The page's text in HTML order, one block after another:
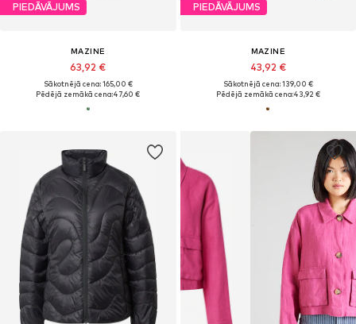
PIEDĀVĀJUMS
MAZINE
63,92 €
Sākotnējā cena: 165,00 €
Pēdējā zemākā cena:47,60 €
PIEDĀVĀJUMS
MAZINE
43,92 €
Sākotnējā cena: 139,00 €
Pēdējā zemākā cena:43,92 €